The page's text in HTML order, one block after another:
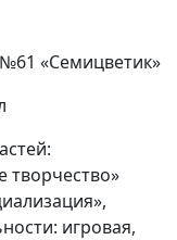
«Семицветик»
творчество»
игровая,